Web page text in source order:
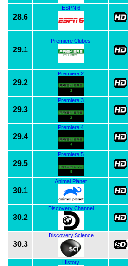
28.6
ESPN 6
29.1
Premiere Clubes
29.2
Premiere 2
29.3
Premiere 3
29.4
Premiere 4
29.5
Premiere 5
30.1
Animal Planet
30.2
Discovery Channel
30.3
Discovery Science
History